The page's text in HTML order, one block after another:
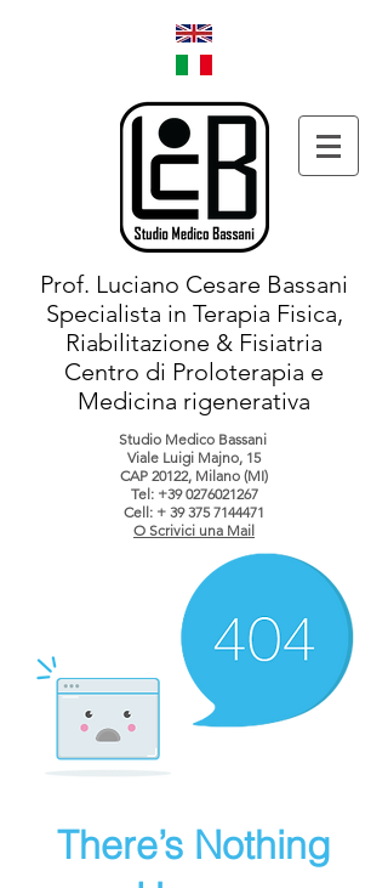
Prof. Luciano Cesare Bassani
Specialista in Terapia Fisica,
Riabilitazione & Fisiatria
Centro di Proloterapia e
Medicina rigenerativa
Studio Medico Bassani
Viale Luigi Majno, 15
CAP 20122, Milano (MI)
Tel: +39 0276021267
Cell: + 39 375 7144471
O Scrivici una Mail
There’s Nothing